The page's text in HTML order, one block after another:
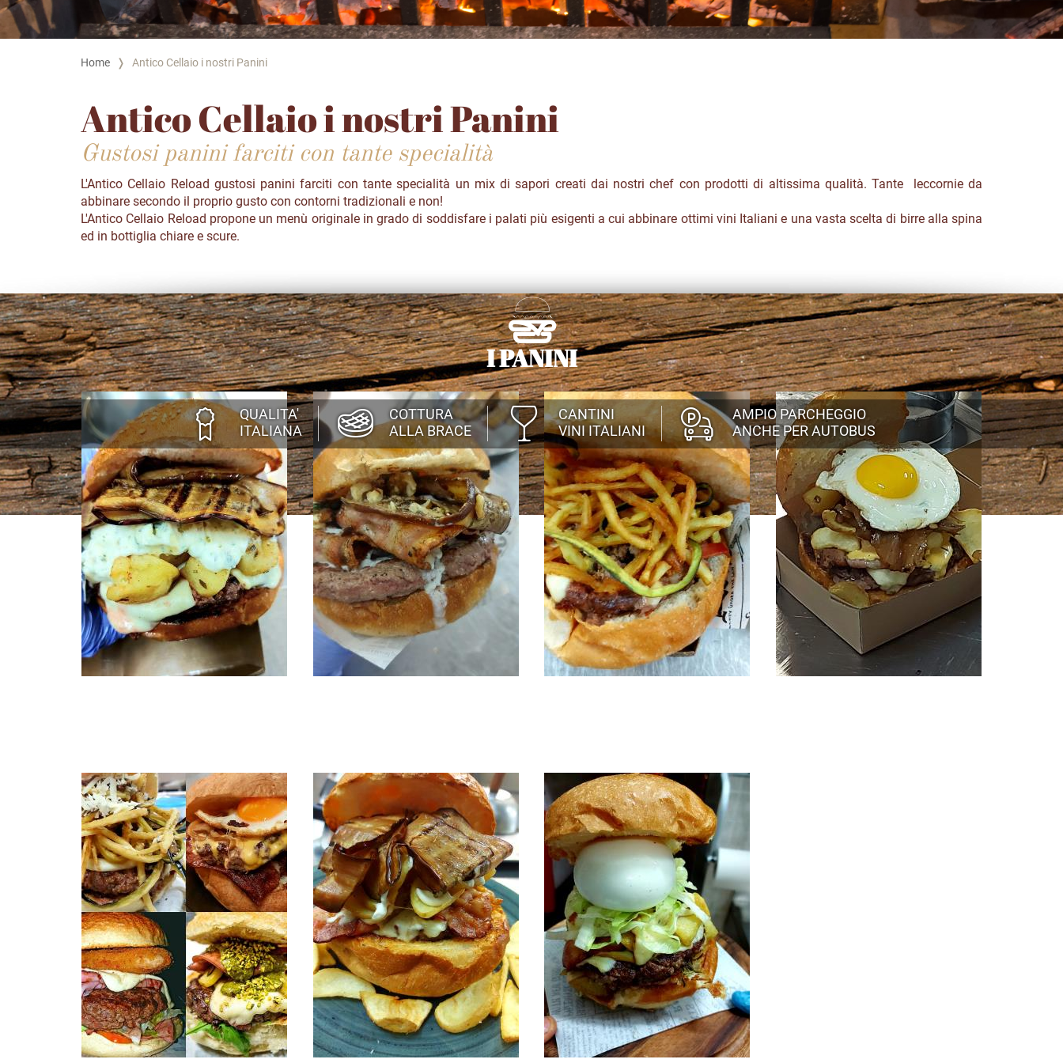
QUALITA'
ITALIANA
COTTURA
ALLA BRACE
CANTINI
VINI ITALIANI
AMPIO PARCHEGGIO
ANCHE PER AUTOBUS
Home Antico Cellaio i nostri Panini
Antico Cellaio i nostri Panini
Gustosi panini farciti con tante specialità
L'Antico Cellaio Reload gustosi panini farciti con tante specialità un mix di sapori creati dai nostri chef con prodotti di altissima qualità. Tante leccornie da
abbinare secondo il proprio gusto con contorni tradizionali e non!
L'Antico Cellaio Reload proponeun menù originale in grado di soddisfare i palati più esigenti a cui abbinare ottimi vini Italiani e una vasta scelta di birre alla spina
ed in bottiglia chiare e scure.
I PANINI